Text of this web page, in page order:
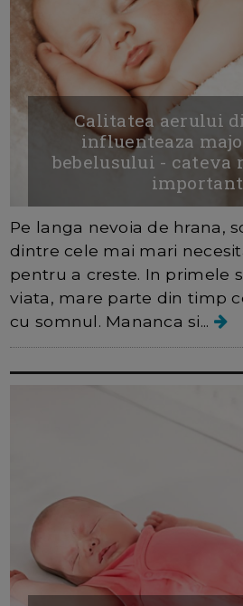
Calitatea aerului
influenteaza
bebelusului - cateva
Pe langa nevoia de hrana,
dintre cele mai mari
pentru a creste. In primele
viata, mare parte din timp
cu somnul. Mananca si...